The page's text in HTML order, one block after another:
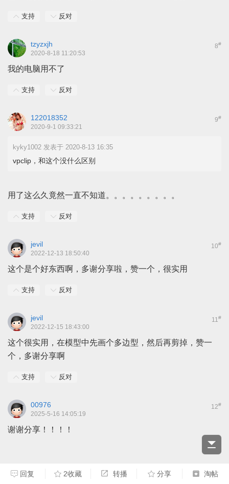
支持 反对
8#
tzyzxjh
2020-8-18 11:20:53
我的电脑用不了
支持 反对
9#
122018352
2020-9-1 09:33:21
kyky1002 发表于 2020-8-13 16:35
vpclip，和这个没什么区别
用了这么久竟然一直不知道。。。。。。。。。
支持 反对
10#
jevil
2022-12-13 18:50:40
这个是个好东西啊，多谢分享啦，赞一个，很实用
支持 反对
11 #
jevil
2022-12-15 18:43:00
这个很实用，在模型中先画个多边型，然后再剪掉，赞一
个，多谢分享啊
支持 反对
12#
00976
2025-5-16 14:05:19
谢谢分享！！！！
回复 2收藏 转播 分享 淘帖